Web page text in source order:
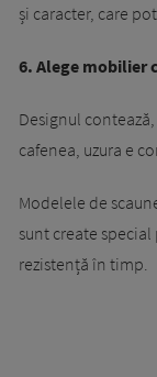
și caracter, care
6. Alege mobilier
Designul
cafenea, uzura e
Modelele de
sunt create
rezistență în timp.